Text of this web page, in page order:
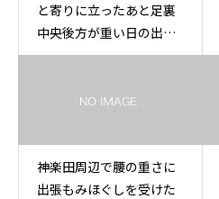
と寄りに立ったあと足裏
中央後方が重い日の出張
もみほぐし
神楽田周辺で腰の重さに
出張もみほぐしを受けた